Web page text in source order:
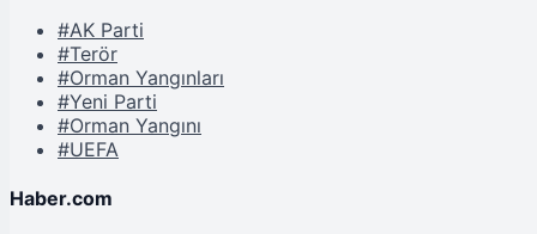
#AK Parti
#Terör
#Orman Yangınları
#Yeni Parti
#Orman Yangını
#UEFA
Haber.com